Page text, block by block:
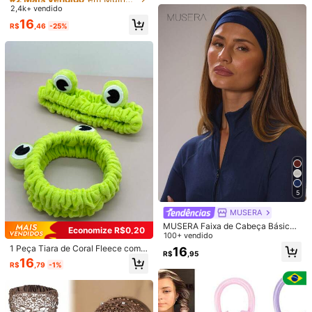
נעיםעלהראשמתאיםכסרטלראש ממשנחמדבדיוקכמובתמינהזה
יותרשמנת מלבן
Útil (0)
g***0
思ったよりもペラペラ。
Útil (0)
Detalhes Do Produto
Material:
Poliéster
Composição:
100% Poliéster
Veja mais
DORA'S
4,92 1.6K Seguidores
4,92 1.6K Seguidores
4,92
1.6K Seguidores
b***o pago1 dia atrás
1 dia atrás
4,92 1.6K Seguidores
Estabelecido há 1 ano 36K Vendido
Todos os itens
ara Esportes e Uso Casual
Quase esgotado!
Quase esgotado!
#2 Mais Vendido em Multicolorido Faixas de cabelo
2,4k+ vendido
R$16 ,46 -25%
Economize R$0,20
1 Peça Tiara de Coral Fleece com
Olho de Sapo Cartoon, Adequada p
ara Maquiagem, Limpeza, Fitness e
Outras Ocasiões, Fofa e Prática, Po
de Ser Usada como Lenço ou Tiar
a, Adequada para Uso em Feriados
de Outono/Inverno, Elegante e Con
R$16 ,79 -1%
5
MUSERA
MUSERA Faixa de Cabeça Básica
Grossa de Malha
100+ vendido
R$16 ,95